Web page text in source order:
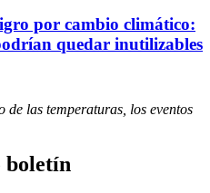
por cambio climático:
quedar inutilizables
las temperaturas, los eventos
boletín